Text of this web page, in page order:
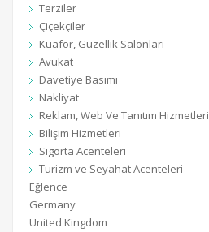
Terziler
Çiçekçiler
Kuaför, Güzellik Salonları
Avukat
Davetiye Basımı
Nakliyat
Reklam, Web Ve Tanıtım Hizmetleri
Bilişim Hizmetleri
Sigorta Acenteleri
Turizm ve Seyahat Acenteleri
Eğlence
Germany
United Kingdom